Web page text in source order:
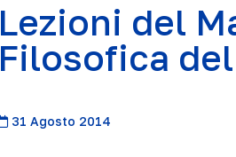
Lezioni del
Filosofica
31 Agosto 2014